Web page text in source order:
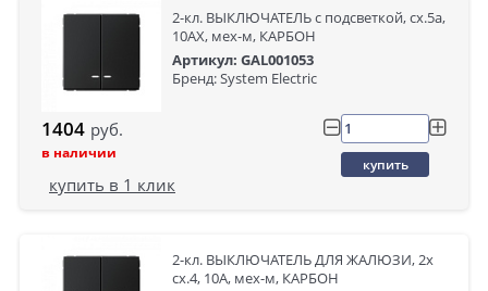
2-кл. ВЫКЛЮЧАТЕЛЬ с подсветкой, сх.5а,
10АХ, мех-м, КАРБОН
Артикул: GAL001053
Бренд: System Electric
1404 руб.
в наличии
купить
купить в 1 клик
2-кл. ВЫКЛЮЧАТЕЛЬ ДЛЯ ЖАЛЮЗИ, 2х
сх.4, 10А, мех-м, КАРБОН